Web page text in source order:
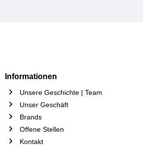
Informationen
Unsere Geschichte | Team
Unser Geschäft
Brands
Offene Stellen
Kontakt